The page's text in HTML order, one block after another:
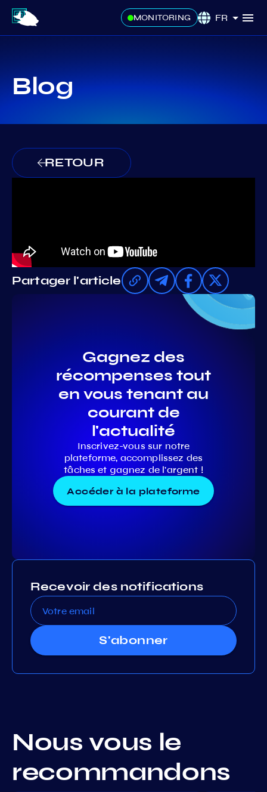
MONITORING FR
Blog
RETOUR
Partager l'article
Gagnez des
récompenses tout
en vous tenant au
courant de
l'actualité
Inscrivez-vous sur notre
plateforme, accomplissez des
tâches et gagnez de l'argent !
Accéder à la plateforme
Recevoir des notifications
S'abonner
Nous vous le
recommandons